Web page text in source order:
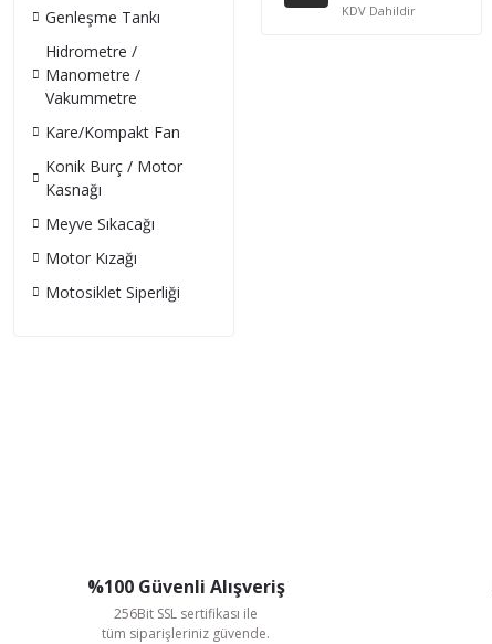
Genleşme Tankı
Hidrometre /
Manometre /
Vakummetre
Kare/Kompakt Fan
Konik Burç / Motor
Kasnağı
Meyve Sıkacağı
Motor Kızağı
Motosiklet Siperliği
KDV Dahildir
%100 Güvenli Alışveriş
256Bit SSL sertifikası ile
tüm siparişleriniz güvende.